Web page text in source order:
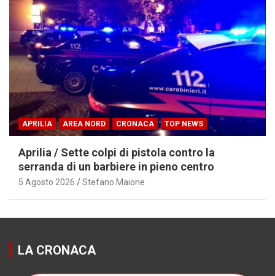
APRILIA AREA NORD CRONACA TOP NEWS
Aprilia / Sette colpi di pistola contro la
serranda di un barbiere in pieno centro
5 Agosto 2026 Stefano Maione
LA CRONACA